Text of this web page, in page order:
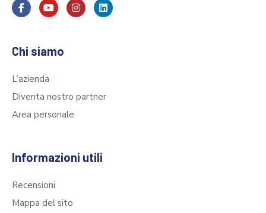
Chi siamo
L’azienda
Diventa nostro partner
Area personale
Informazioni utili
Recensioni
Mappa del sito